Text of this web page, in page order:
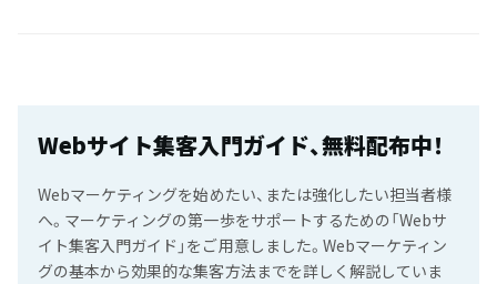
Webサイト集客入門ガイド、無料配布中！
Webマーケティングを始めたい、または強化したい担当者様
へ。マーケティングの第一歩をサポートするための「Webサ
イト集客入門ガイド」をご用意しました。Webマーケティン
グの基本から効果的な集客方法までを詳しく解説していま